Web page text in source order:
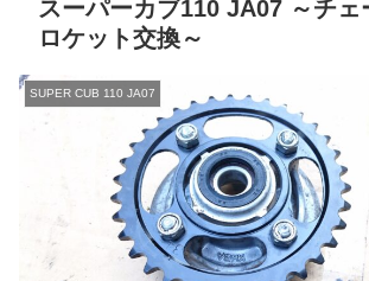
スーパーカブ110 JA07 ～チェ
ロケット交換～
SUPER CUB 110 JA07